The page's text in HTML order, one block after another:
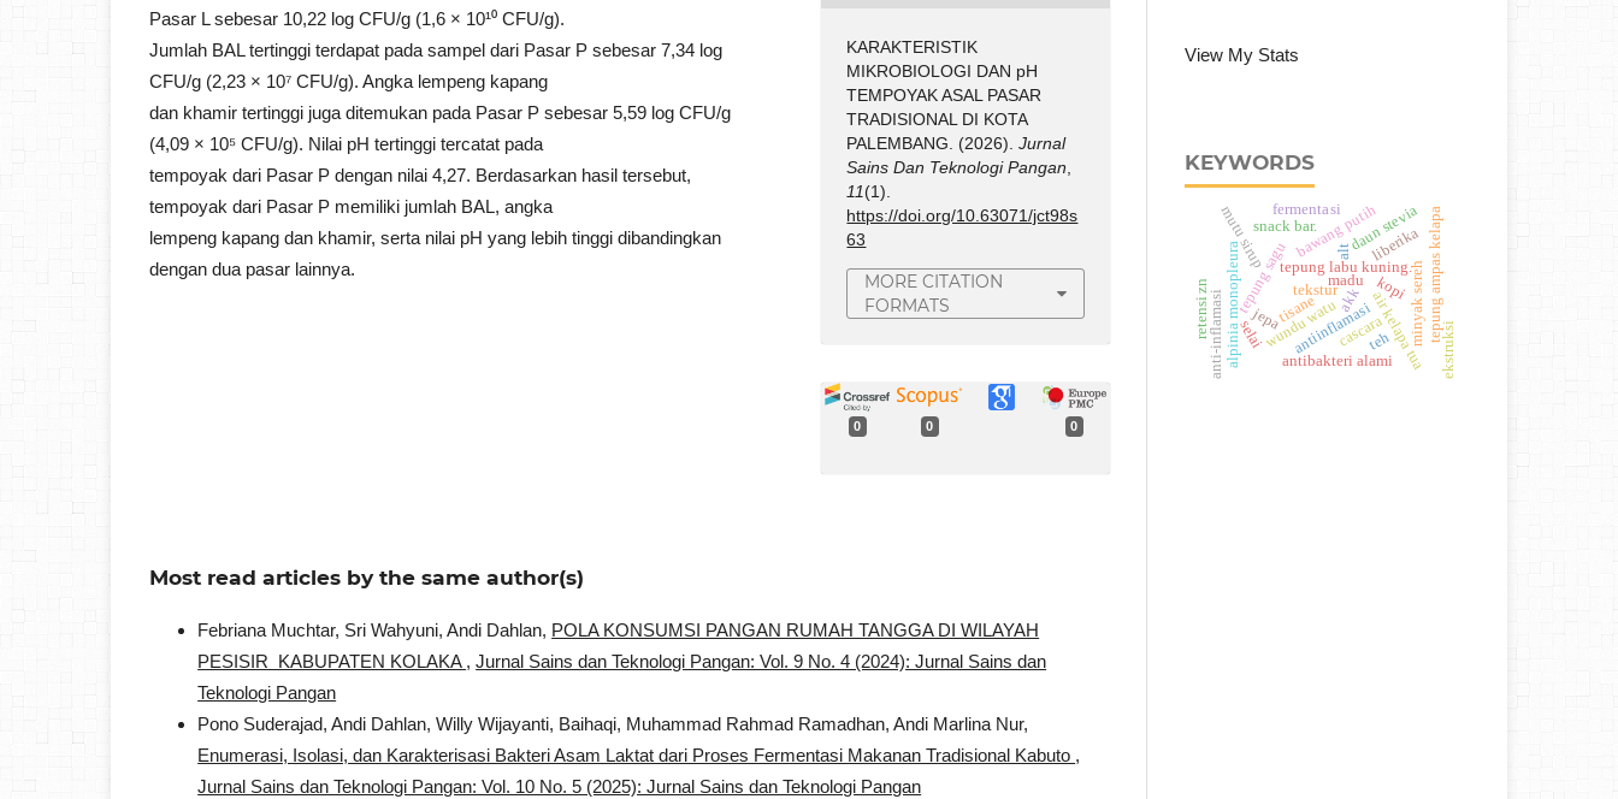
Pasar L sebesar 10,22 log CFU/g (1,6 × 10¹⁰ CFU/g).
Jumlah BAL tertinggi terdapat pada sampel dari Pasar P sebesar 7,34 log
CFU/g (2,23 × 10⁷ CFU/g). Angka lempeng kapang
dan khamir tertinggi juga ditemukan pada Pasar P sebesar 5,59 log CFU/g
(4,09 × 10⁵ CFU/g). Nilai pH tertinggi tercatat pada
tempoyak dari Pasar P dengan nilai 4,27. Berdasarkan hasil tersebut,
tempoyak dari Pasar P memiliki jumlah BAL, angka
lempeng kapang dan khamir, serta nilai pH yang lebih tinggi dibandingkan
dengan dua pasar lainnya.
KARAKTERISTIK
MIKROBIOLOGI DAN pH
TEMPOYAK ASAL PASAR
TRADISIONAL DI KOTA
PALEMBANG. (2026).Jurnal
Sains Dan Teknologi Pangan
11(1).
https://doi.org/10.63071/jct98s
63
MORE CITATION
FORMATS
0 0 0
Most read articles by the same author(s)
Febriana Muchtar, Sri Wahyuni, Andi Dahlan, POLA KONSUMSI PANGAN RUMAH TANGGA DI WILAYAH
PESISIR KABUPATEN KOLAKA ,Jurnal Sains dan Teknologi Pangan: Vol. 9 No. 4 (2024): Jurnal Sains dan
Teknologi Pangan
Pono Suderajad, Andi Dahlan, Willy Wijayanti, Baihaqi, Muhammad Rahmad Ramadhan, Andi Marlina Nur,
Enumerasi, Isolasi, dan Karakterisasi Bakteri Asam Laktat dari Proses Fermentasi Makanan Tradisional Kabuto ,
Jurnal Sains dan Teknologi Pangan: Vol. 10 No. 5 (2025): Jurnal Sains dan Teknologi Pangan
View My Stats
KEYWORDS
jepa
tekstur
tepung sagutepung labu kuning.
antiinflamasi
alpinia monopleura wundu watu
antibakteri alami
bawang putih
minyak sereh
air kelapa tua
mutu sirup
cascara
teh
kopi
liberika tepung ampas kelapa
snack bar.
fermentasi
tisane
alt
akk
selai
daun stevia
anti-inflamasi
madu
retensi zn
ekstruksi